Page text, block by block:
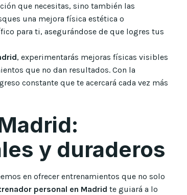
que necesitas, sino también las
una mejora física estética o
para ti, asegurándose de que logres tus
, experimentarás mejoras físicas visibles
que no dan resultados. Con la
constante que te acercará cada vez más
y duraderos
en ofrecer entrenamientos que no solo
personal en Madrid te guiará a lo